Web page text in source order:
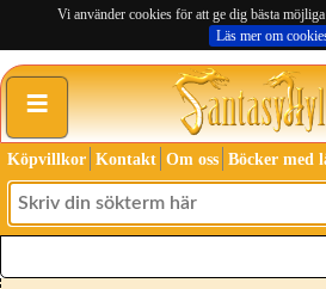
Vi använder cookies för att ge dig bästa
Läs mer om
≡
Köpvillkor Kontakt Om oss Böcker med